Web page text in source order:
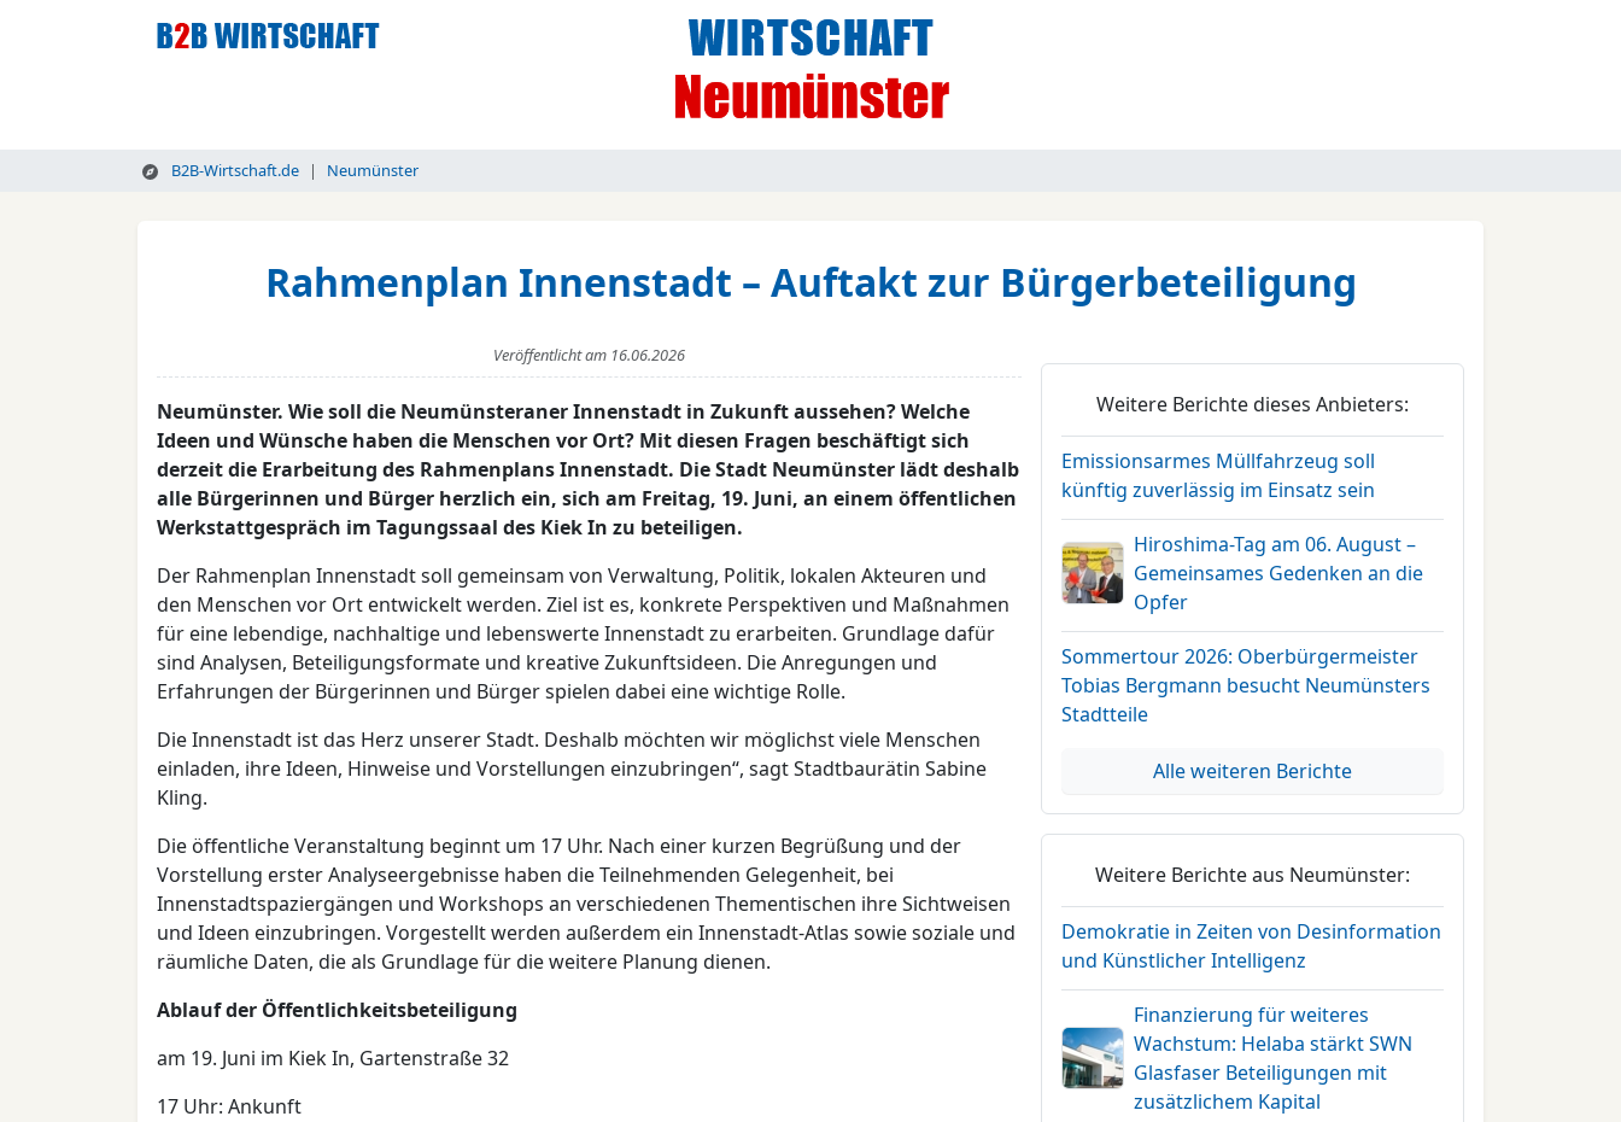
B2B-Wirtschaft.de Neumünster
Rahmenplan Innenstadt – Auftakt zur Bürgerbeteiligung
Veröffentlicht am 16.06.2026
Neumünster. Wie soll die Neumünsteraner Innenstadt in Zukunft aussehen? Welche
Ideen und Wünsche haben die Menschen vor Ort? Mit diesen Fragen beschäftigt sich
derzeit die Erarbeitung des Rahmenplans Innenstadt. Die Stadt Neumünster lädt deshalb
alle Bürgerinnen und Bürger herzlich ein, sich am Freitag, 19. Juni, an einem öffentlichen
Werkstattgespräch im Tagungssaal des Kiek In zu beteiligen.
Der Rahmenplan Innenstadt soll gemeinsam von Verwaltung, Politik, lokalen Akteuren und
den Menschen vor Ort entwickelt werden. Ziel ist es, konkrete Perspektiven und Maßnahmen
für eine lebendige, nachhaltige und lebenswerte Innenstadt zu erarbeiten. Grundlage dafür
sind Analysen, Beteiligungsformate und kreative Zukunftsideen. Die Anregungen und
Erfahrungen der Bürgerinnen und Bürger spielen dabei eine wichtige Rolle.
Die Innenstadt ist das Herz unserer Stadt. Deshalb möchten wir möglichst viele Menschen
einladen, ihre Ideen, Hinweise und Vorstellungen einzubringen“, sagt Stadtbaurätin Sabine
Kling.
Die öffentliche Veranstaltung beginnt um 17 Uhr. Nach einer kurzen Begrüßung und der
Vorstellung erster Analyseergebnisse haben die Teilnehmenden Gelegenheit, bei
Innenstadtspaziergängen und Workshops an verschiedenen Thementischen ihre Sichtweisen
und Ideen einzubringen. Vorgestellt werden außerdem ein Innenstadt-Atlas sowie soziale und
räumliche Daten, die als Grundlage für die weitere Planung dienen.
Ablauf der Öffentlichkeitsbeteiligung
am 19. Juni im Kiek In, Gartenstraße 32
17 Uhr: Ankunft
Weitere Berichte dieses Anbieters:
Emissionsarmes Müllfahrzeug soll
künftig zuverlässig im Einsatz sein
Hiroshima-Tag am 06. August –
Gemeinsames Gedenken an die
Opfer
Sommertour 2026: Oberbürgermeister
Tobias Bergmann besucht Neumünsters
Stadtteile
Alle weiteren Berichte
Weitere Berichte aus Neumünster:
Demokratie in Zeiten von Desinformation
und Künstlicher Intelligenz
Finanzierung für weiteres
Wachstum: Helaba stärkt SWN
Glasfaser Beteiligungen mit
zusätzlichem Kapital